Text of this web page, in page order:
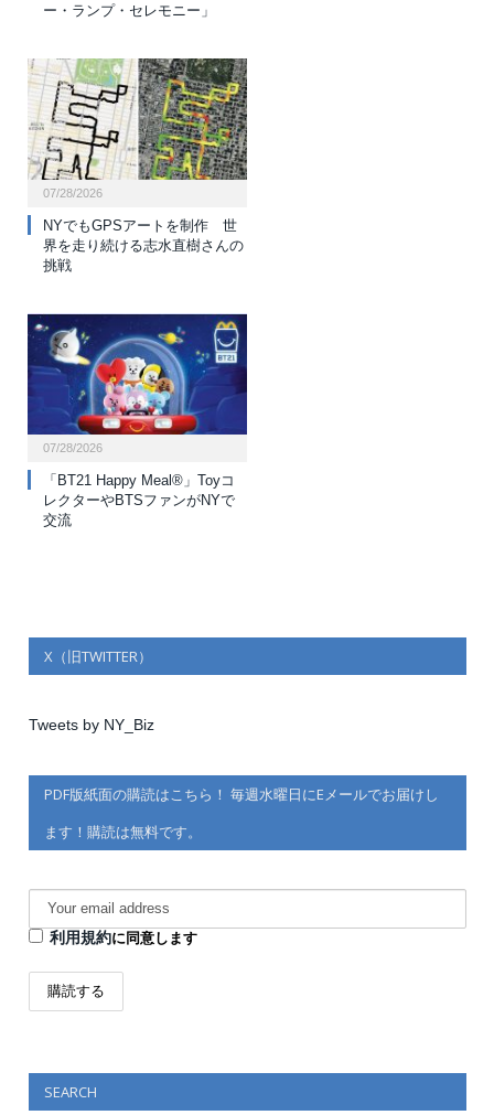
ー・ランプ・セレモニー」
07/28/2026
NYでもGPSアートを制作 世
界を走り続ける志水直樹さんの
挑戦
07/28/2026
「BT21 Happy Meal®」Toyコ
レクターやBTSファンがNYで
交流
X（旧TWITTER）
Tweets by NY_Biz
PDF版紙面の購読はこちら！ 毎週水曜日にEメールでお届けし
ます！購読は無料です。
利用規約に同意します
SEARCH